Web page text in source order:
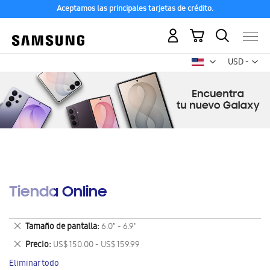
Aceptamos las principales tarjetas de crédito.
USD -
dólar
Mi carrito
Tienda Online
Tamaño de pantalla 6.0" - 6.9"
Eliminar
este
artículo
Precio US$ 150.00 - US$ 159.99
Eliminar
este
Eliminar todo